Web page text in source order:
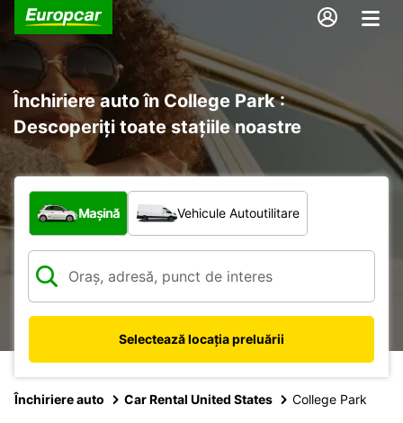
Închiriere auto în College Park :
Descoperiți toate stațiile noastre
Ce tip de vehicul?
Mașină Vehicule Autoutilitare
Selectează locația preluării
Închiriere auto Car Rental United States College Park